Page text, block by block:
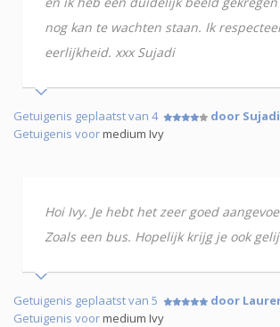
nog kan te wachten staan. Ik
eerlijkheid. xxx Sujadi
Getuigenis geplaatst van 4 door Sujadi
Getuigenis voormedium Ivy
Hoi Ivy. Je hebt het zeer goed
Zoals een bus. Hopelijk krijg je ook
Getuigenis geplaatst van 5 door
Getuigenis voormedium Ivy